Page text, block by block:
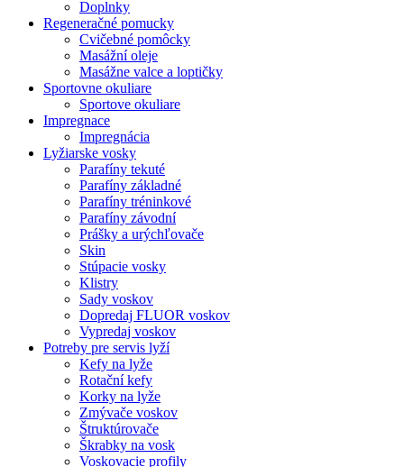
Doplnky
Regeneračné pomucky
Cvičebné pomôcky
Masážní oleje
Masážne valce a loptičky
Sportovne okuliare
Sportove okuliare
Impregnace
Impregnácia
Lyžiarske vosky
Parafíny tekuté
Parafíny základné
Parafíny tréninkové
Parafíny závodní
Prášky a urýchľovače
Skin
Stúpacie vosky
Klistry
Sady voskov
Dopredaj FLUOR voskov
Vypredaj voskov
Potreby pre servis lyží
Kefy na lyže
Rotační kefy
Korky na lyže
Zmývače voskov
Štruktúrovače
Škrabky na vosk
Voskovacie profily